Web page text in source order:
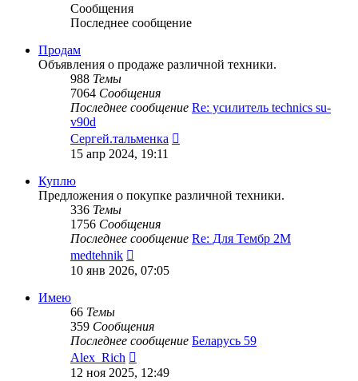
Сообщения
Последнее сообщение
Продам
Объявления о продаже различной техники.
988 Темы
7064 Сообщения
Последнее сообщение Re: усилитель technics su-
v90d
Сергей.тальменка
15 апр 2024, 19:11
Куплю
Предложения о покупке различной техники.
336 Темы
1756 Сообщения
Последнее сообщение Re: Для Тембр 2М
medtehnik
к
10 янв 2026, 07:05
Имею
66 Темы
359 Сообщения
Последнее сообщение Беларусь 59
Alex_Rich
к
12 ноя 2025, 12:49